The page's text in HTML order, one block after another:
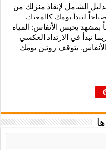
الشامل لإنقاذ منزلك من
لتبدأ يومك كالمعتاد،
بمشهد يحبس الأنفاس: المياه
تبدأ في الارتداد العكسي
يتوقف روتين يومك